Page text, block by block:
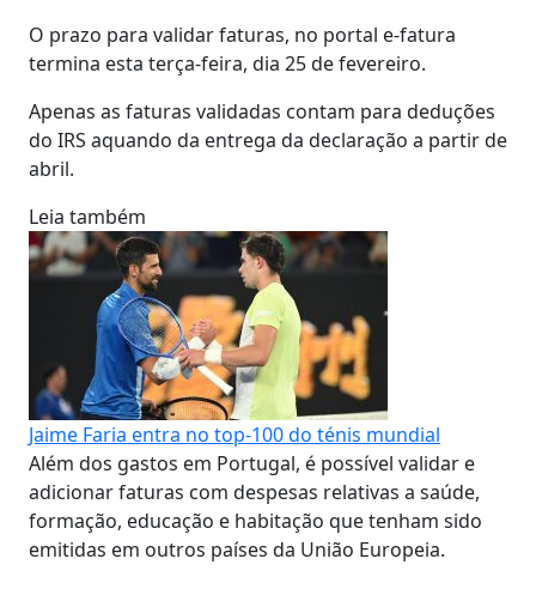
O prazo para validar faturas, no portal e-fatura
termina esta terça-feira, dia 25 de fevereiro.
Apenas as faturas validadas contam para deduções
do IRS aquando da entrega da declaração a partir de
abril.
Leia também
Jaime Faria entra no top-100 do ténis mundial
Além dos gastos em Portugal, é possível validar e
adicionar faturas com despesas relativas a saúde,
formação, educação e habitação que tenham sido
emitidas em outros países da União Europeia.